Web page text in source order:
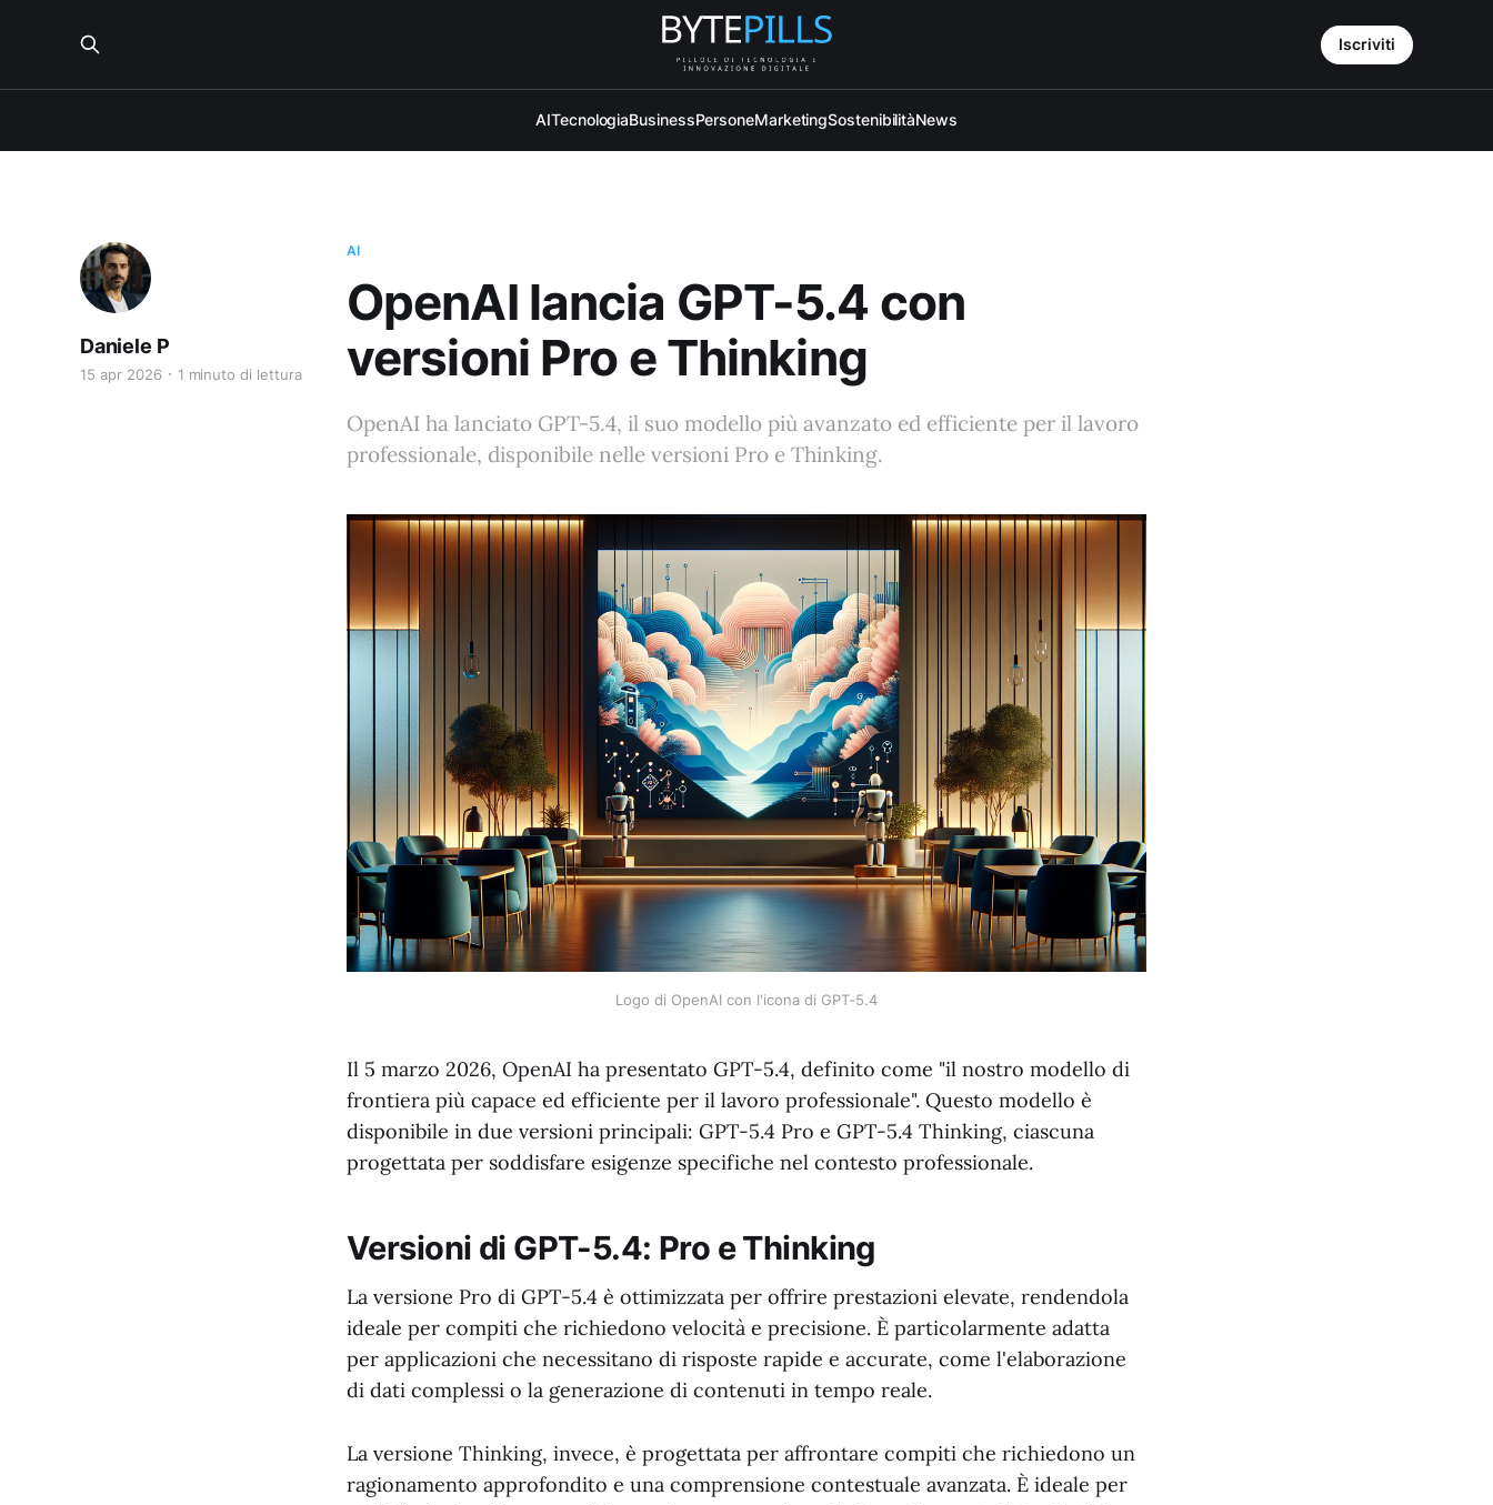
AITecnologiaBusinessPersoneMarketingSostenibilitàNews
Iscriviti
AI
OpenAI lancia GPT-5.4 con
versioni Pro e Thinking
OpenAI ha lanciato GPT-5.4, il suo modello più avanzato ed efficiente per il lavoro
professionale, disponibile nelle versioni Pro e Thinking.
Daniele P
15 apr 2026 1 minuto di lettura
Logo di OpenAI con l'icona di GPT-5.4
Il 5 marzo 2026, OpenAI ha presentato GPT-5.4, definito come "il nostro modello di
frontiera più capace ed efficiente per il lavoro professionale". Questo modello è
disponibile in due versioni principali: GPT-5.4 Pro e GPT-5.4 Thinking, ciascuna
progettata per soddisfare esigenze specifiche nel contesto professionale.
Versioni di GPT-5.4: Pro e Thinking
La versione Pro di GPT-5.4 è ottimizzata per offrire prestazioni elevate, rendendola
ideale per compiti che richiedono velocità e precisione. È particolarmente adatta
per applicazioni che necessitano di risposte rapide e accurate, come l'elaborazione
di dati complessi o la generazione di contenuti in tempo reale.
La versione Thinking, invece, è progettata per affrontare compiti che richiedono un
ragionamento approfondito e una comprensione contestuale avanzata. È ideale per